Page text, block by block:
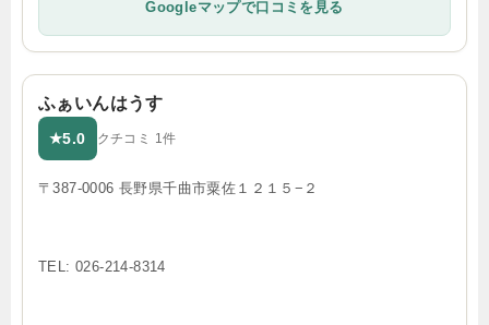
Googleマップで口コミを見る
ふぁいんはうす
★5.0 クチコミ 1件
〒387-0006 長野県千曲市粟佐１２１５−２
TEL: 026-214-8314